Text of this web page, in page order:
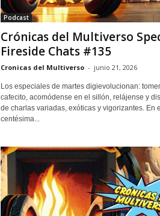
Podcast
Crónicas del Multiverso
Fireside Chats #135
Cronicas del Multiverso - junio 21, 2026
Los especiales de martes digievolucionan:
cafecito, acomódense en el sillón, relájense y
de charlas variadas, exóticas y vigorizantes. En
centésima...